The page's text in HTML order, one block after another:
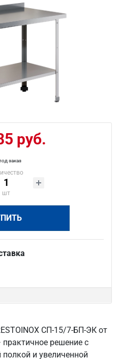
руб.
заказ
шт
СП-15/7-БП-ЭК от
практичное решение с
и увеличенной